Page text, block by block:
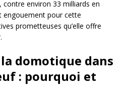
, contre environ 33 milliards en
engouement pour cette
prometteuses qu’elle offre
domotique dans
: pourquoi et